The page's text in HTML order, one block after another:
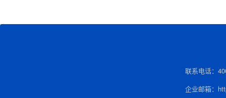
联系电话：
企业邮箱：